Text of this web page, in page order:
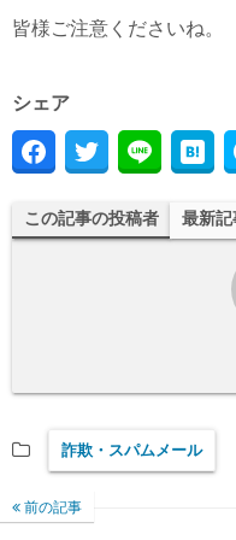
皆様ご注意くださいね。
シェア
この記事の投稿者 最新記
詐欺・スパムメール
前の記事